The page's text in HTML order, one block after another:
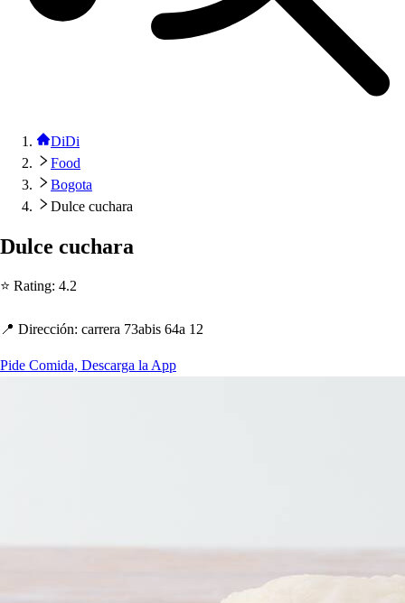
DiDi
Food
Bogota
Dulce cuchara
Dulce cuchara
⭐ Rating: 4.2
📍 Dirección: carrera 73abis 64a 12
Pide Comida, Descarga la App